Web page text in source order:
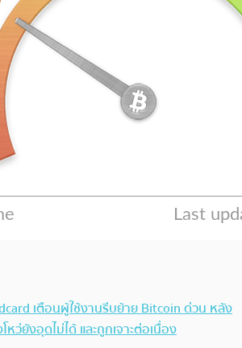
เตือนผู้ใช้งานรีบย้าย Bitcoin ด่วน หลัง
หว่ยังอุดไม่ได้ และถูกเจาะต่อเนื่อง